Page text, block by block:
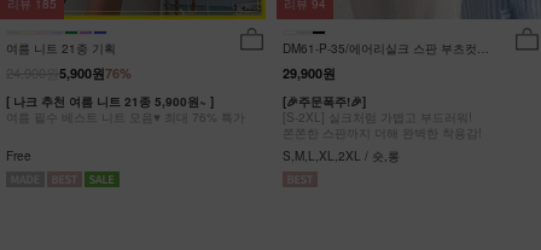
여름 니트 21종 기획
76%
5,900원
[ 나크 추천 여름 니트 21종 5,900원~ ]
여름 필수 베스트 니트 모음♥ 최대 76% 특가
Free
리뷰 185
DM61-P-35/에어리실크 스판 부츠컷팬
츠_DY
29,900원
[🎉주문폭주!🎉]
[S-2XL] 실크처럼 가볍고 부드러워!
쫀쫀한 스판까지 더해 완벽한 착용감!
S,M,L,XL,2XL / 숏,롱
리뷰 94